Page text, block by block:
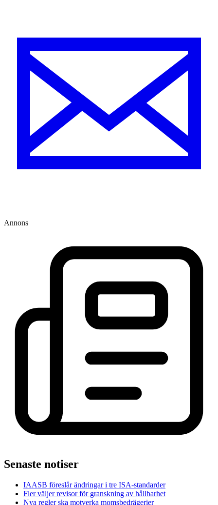
Annons
Senaste notiser
IAASB föreslår ändringar i tre ISA-standarder
Fler väljer revisor för granskning av hållbarhet
Nya regler ska motverka momsbedrägerier